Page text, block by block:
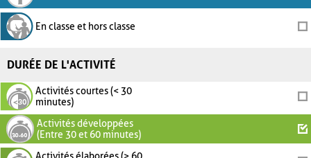
En classe et hors classe
DURÉE DE L'ACTIVITÉ
Activités courtes (< 30
minutes)
Activités développées
(Entre 30 et 60 minutes)